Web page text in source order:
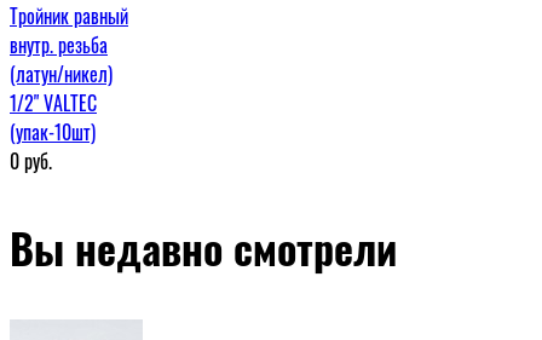
Тройник равный
внутр. резьба
(латун/никел)
1/2" VALTEC
(упак-10шт)
0руб.
Вы недавно смотрели